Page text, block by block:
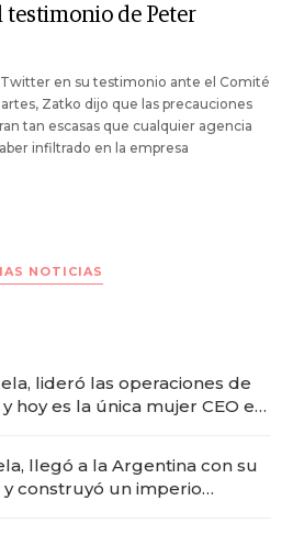
de Peter
en su testimonio ante el Comité
Zatko dijo que las precauciones
tan escasas que cualquier agencia
infiltrado en la empresa
NOTICIAS
lideró las operaciones de
y hoy es la única mujer CEO en
llegó a la Argentina con su
construyó un imperio